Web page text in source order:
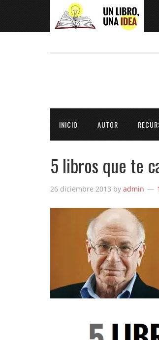
INICIO AUTOR
5 libros que te
26 diciembre 2013 by admin